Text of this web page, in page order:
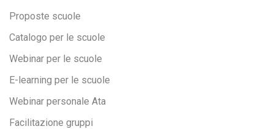
Proposte scuole
Catalogo per le scuole
Webinar per le scuole
E-learning per le scuole
Webinar personale Ata
Facilitazione gruppi